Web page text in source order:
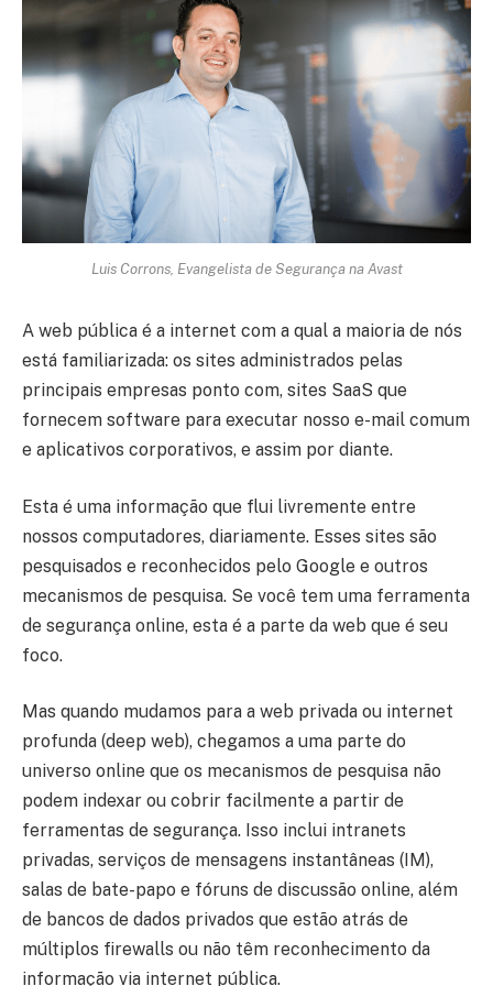
Luis Corrons, Evangelista de Segurança na Avast
A web pública é a internet com a qual a maioria de nós
está familiarizada: os sites administrados pelas
principais empresas ponto com, sites SaaS que
fornecem software para executar nosso e-mail comum
e aplicativos corporativos, e assim por diante.
Esta é uma informação que flui livremente entre
nossos computadores, diariamente. Esses sites são
pesquisados e reconhecidos pelo Google e outros
mecanismos de pesquisa. Se você tem uma ferramenta
de segurança online, esta é a parte da web que é seu
foco.
Mas quando mudamos para a web privada ou internet
profunda (deep web), chegamos a uma parte do
universo online que os mecanismos de pesquisa não
podem indexar ou cobrir facilmente a partir de
ferramentas de segurança. Isso inclui intranets
privadas, serviços de mensagens instantâneas (IM),
salas de bate-papo e fóruns de discussão online, além
de bancos de dados privados que estão atrás de
múltiplos firewalls ou não têm reconhecimento da
informação via internet pública.